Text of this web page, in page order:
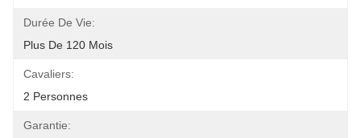
Durée De Vie:
Plus De 120 Mois
Cavaliers:
2 Personnes
Garantie: